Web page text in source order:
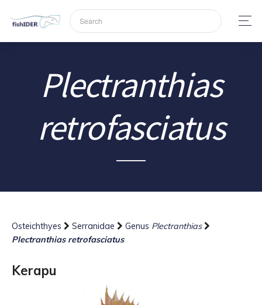
Plectranthias
retrofasciatus
Osteichthyes Serranidae Genus Plectranthias
Plectranthias retrofasciatus
Kerapu